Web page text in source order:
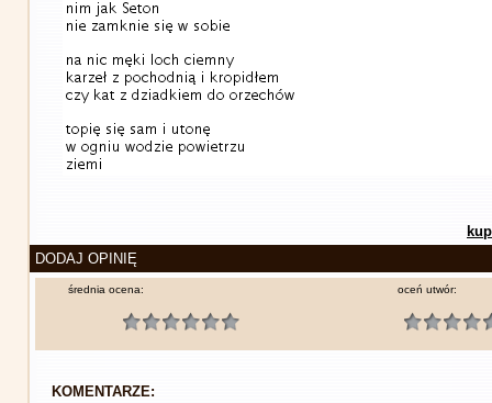
DODAJ OPINIĘ
średnia ocena: oceń utwór:
KOMENTARZE: